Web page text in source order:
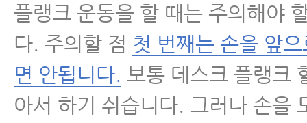
플랭크 운동을 할 때는 주의해야
다. 주의할 점 첫 번째는 손을 앞
면 안됩니다. 보통 데스크 플랭크
아서 하기 쉬습니다. 그러나 손을